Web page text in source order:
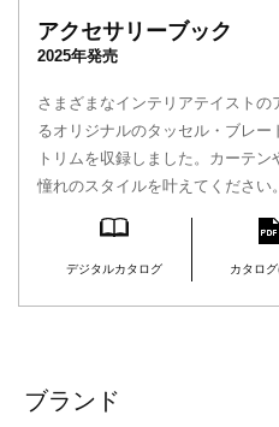
アクセサリーブック
2025年発売
さまざまなインテリアテイスト
るオリジナルのタッセル・ブレー
トリムを収録しました。カーテン
憧れのスタイルを叶えてください。
デジタルカタログ カタロ
ブランド